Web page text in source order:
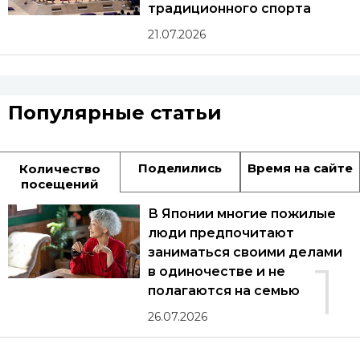
традиционного спорта
21.07.2026
Популярные статьи
Количество
посещений
Поделились Время на сайте
1
В Японии многие пожилые
люди предпочитают
заниматься своими делами
в одиночестве и не
полагаются на семью
26.07.2026